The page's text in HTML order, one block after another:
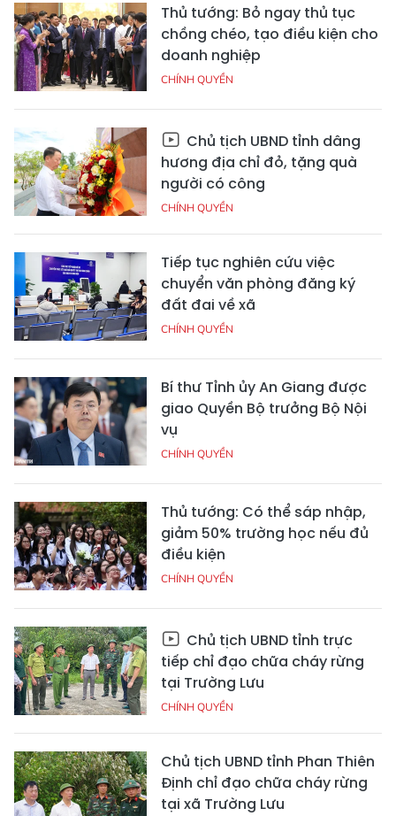
Thủ tướng: Bỏ ngay thủ tục
chồng chéo, tạo điều kiện cho
doanh nghiệp
CHÍNH QUYỀN
Chủ tịch UBND tỉnh dâng
hương địa chỉ đỏ, tặng quà
người có công
CHÍNH QUYỀN
Tiếp tục nghiên cứu việc
chuyển văn phòng đăng ký
đất đai về xã
CHÍNH QUYỀN
Bí thư Tỉnh ủy An Giang được
giao Quyền Bộ trưởng Bộ Nội
vụ
CHÍNH QUYỀN
Thủ tướng: Có thể sáp nhập,
giảm 50% trường học nếu đủ
điều kiện
CHÍNH QUYỀN
Chủ tịch UBND tỉnh trực
tiếp chỉ đạo chữa cháy rừng
tại Trường Lưu
CHÍNH QUYỀN
Chủ tịch UBND tỉnh Phan Thiên
Định chỉ đạo chữa cháy rừng
tại xã Trường Lưu